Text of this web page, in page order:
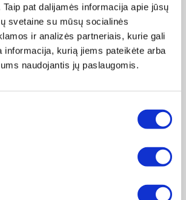
pat dalijamės informacija apie jūsų
svetaine su mūsų socialinės
ir analizės partneriais, kurie gali
informacija, kurią jiems pateikėte arba
naudojantis jų paslaugomis.
Cookware“puodai turi
išlaikantį dugną, kuris puikiai veikia su
indukcine virykle, todėl galite ruošti
vadovaudamiesi „Zepter“ sveiko maisto